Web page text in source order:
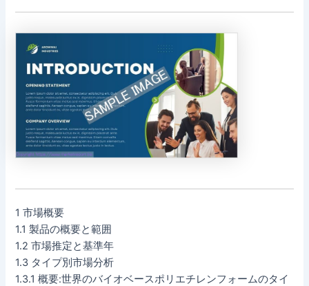
1 市場概要
1.1 製品の概要と範囲
1.2 市場推定と基準年
1.3 タイプ別市場分析
1.3.1 概要:世界のバイオベースポリエチレンフォームのタイ